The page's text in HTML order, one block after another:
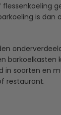
flessenkoeling
is dan
soorten en
restaurant.